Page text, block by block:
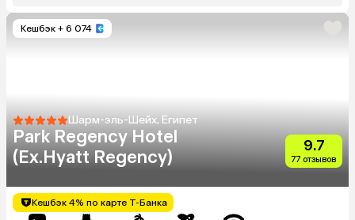
Кешбэк + 6 074
Шарм-эль-Шейх, Египет
Park Regency Hotel
(Ex.Hyatt Regency)
9.7
77 отзывов
Кешбэк 4% по карте Т-Банка